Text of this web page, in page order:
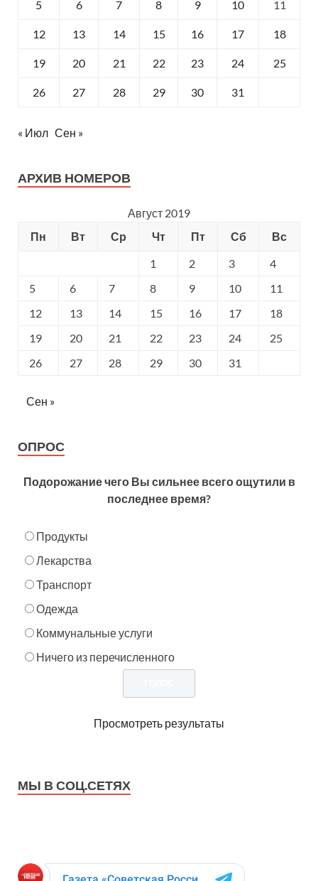
5 6 7 8 9 10 11
12 13 14 15 16 17 18
19 20 21 22 23 24 25
26 27 28 29 30 31
« Июл Сен »
АРХИВ НОМЕРОВ
Август 2019
Пн
Вт Ср Чт Пт Сб
Вс
1
2 3
4
5
6 7 8 9 10
11
12
13 14 15 16 17
18
19
20 21 22 23 24
25
26
27 28 29 30 31
Сен »
ОПРОС
Подорожание чего Вы сильнее всего ощутили в
последнее время?
Продукты
Лекарства
Транспорт
Одежда
Коммунальные услуги
Ничего из перечисленного
Просмотреть результаты
МЫ В СОЦ.СЕТЯХ